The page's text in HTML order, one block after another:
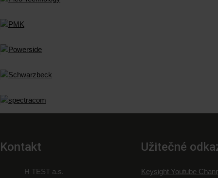
Kontakt
H TEST a.s.
Užitečné
Keysight Youtube